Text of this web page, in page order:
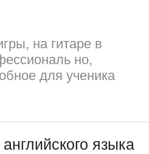
на гитаре в
но,
для ученика
языка